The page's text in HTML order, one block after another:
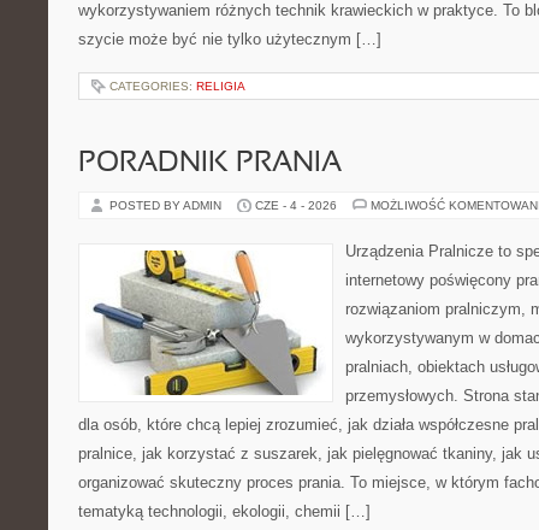
wykorzystywaniem różnych technik krawieckich w praktyce. To
szycie może być nie tylko użytecznym […]
CATEGORIES: RELIGIA
PORADNIK PRANIA
POSTED BY ADMIN CZE - 4 - 2026 MOŻLIWOŚĆ
Urządzenia Pralnicze to
internetowy poświęcony
rozwiązaniom pralniczym,
wykorzystywanym w
pralniach, obiektach
przemysłowych. Strona
dla osób, które chcą lepiej zrozumieć, jak działa współczesne
pralnice, jak korzystać z suszarek, jak pielęgnować tkaniny, jak
organizować skuteczny proces prania. To miejsce, w którym
tematyką technologii, ekologii, chemii […]